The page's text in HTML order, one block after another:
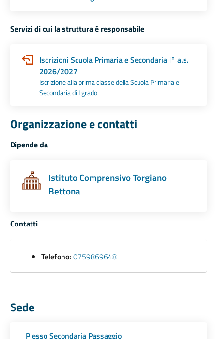
Servizi di cui la struttura è responsabile
Iscrizioni Scuola Primaria e Secondaria I° a.s.
2026/2027
Iscrizione alla prima classe della Scuola Primaria e
Secondaria di I grado
Organizzazione e contatti
Dipende da
Istituto Comprensivo Torgiano
Bettona
Contatti
Telefono: 0759869648
Sede
Plesso Secondaria Passaggio